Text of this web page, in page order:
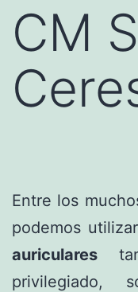
CM
Entre los
podemos
auriculares
privilegiado,